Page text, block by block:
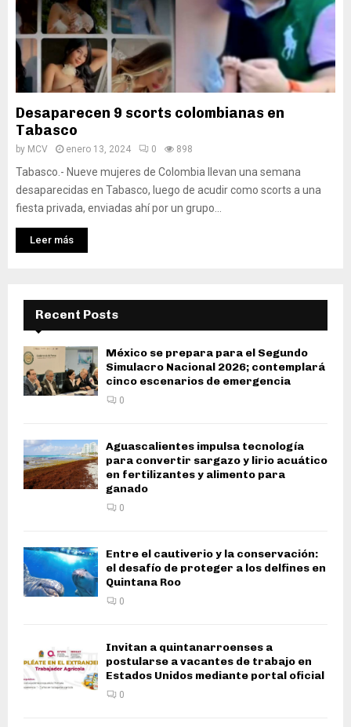
Desaparecen 9 scorts colombianas en
Tabasco
by MCV enero 13, 2024 0 898
Tabasco.- Nueve mujeres de Colombia llevan una semana
desaparecidas en Tabasco, luego de acudir como scorts a una
fiesta privada, enviadas ahí por un grupo...
Leer más
Recent Posts
México se prepara para el Segundo
Simulacro Nacional 2026; contemplará
cinco escenarios de emergencia
0
Aguascalientes impulsa tecnología
para convertir sargazo y lirio acuático
en fertilizantes y alimento para
ganado
0
Entre el cautiverio y la conservación:
el desafío de proteger a los delfines en
Quintana Roo
0
Invitan a quintanarroenses a
postularse a vacantes de trabajo en
Estados Unidos mediante portal oficial
0